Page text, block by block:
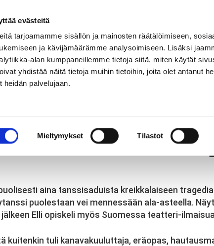
evästeitä
tarjoamamme sisällön ja mainosten räätälöimiseen,
ja kävijämäärämme analysoimiseen. Lisäksi
alan kumppaneillemme tietoja siitä, miten käytät
yhdistää näitä tietoja muihin tietoihin, joita olet antanut
heidän palvelujaan.
Mieltymykset Tilastot
HINNASTO LAJIT OPETTAJAT
– Ms.
aina tanssisaduista kreikkalaiseen
puolestaan vei mennessään ala-asteella.
Elli opiskeli myös Suomessa teatteri-
kuitenkin tuli kanavakuuluttaja, eräopas,